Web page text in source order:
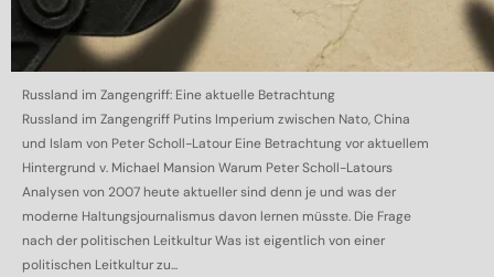
Russland im Zangengriff: Eine aktuelle Betrachtung
Russland im Zangengriff Putins Imperium zwischen Nato, China
und Islam von Peter Scholl-Latour Eine Betrachtung vor aktuellem
Hintergrund v. Michael Mansion Warum Peter Scholl-Latours
Analysen von 2007 heute aktueller sind denn je und was der
moderne Haltungsjournalismus davon lernen müsste. Die Frage
nach der politischen Leitkultur Was ist eigentlich von einer
politischen Leitkultur zu...